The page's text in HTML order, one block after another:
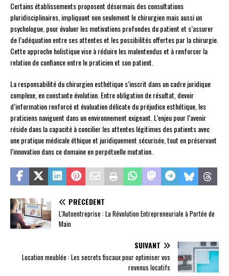
Certains établissements proposent désormais des consultations
pluridisciplinaires, impliquant non seulement le chirurgien mais aussi un
psychologue, pour évaluer les motivations profondes du patient et s’assurer
de l’adéquation entre ses attentes et les possibilités offertes par la chirurgie.
Cette approche holistique vise à réduire les malentendus et à renforcer la
relation de confiance entre le praticien et son patient.
La responsabilité du chirurgien esthétique s’inscrit dans un cadre juridique
complexe, en constante évolution. Entre obligation de résultat, devoir
d’information renforcé et évaluation délicate du préjudice esthétique, les
praticiens naviguent dans un environnement exigeant. L’enjeu pour l’avenir
réside dans la capacité à concilier les attentes légitimes des patients avec
une pratique médicale éthique et juridiquement sécurisée, tout en préservant
l’innovation dans ce domaine en perpétuelle mutation.
PRÉCÉDENT
L’Autoentreprise : La Révolution Entrepreneuriale à Portée de
Main
SUIVANT
Location meublée : Les secrets fiscaux pour optimiser vos
revenus locatifs